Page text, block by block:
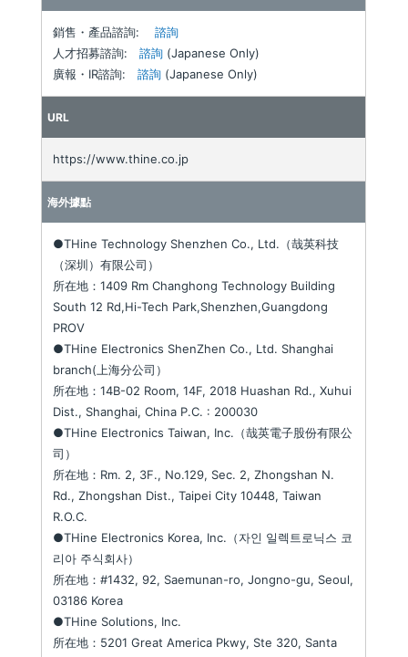
銷售・產品諮詢:諮詢
人才招募諮詢:諮詢 (Japanese Only)
廣報・IR諮詢:諮詢 (Japanese Only)
URL
https://www.thine.co.jp
海外據點
●THine Technology Shenzhen Co., Ltd.（哉英科技
（深圳）有限公司）
所在地：1409 Rm Changhong Technology Building
South 12 Rd,Hi-Tech Park,Shenzhen,Guangdong
PROV
●THine Electronics ShenZhen Co., Ltd. Shanghai
branch(上海分公司）
所在地：14B-02 Room, 14F, 2018 Huashan Rd., Xuhui
Dist., Shanghai, China P.C. : 200030
●THine Electronics Taiwan, Inc.（哉英電子股份有限公
司）
所在地：Rm. 2, 3F., No.129, Sec. 2, Zhongshan N.
Rd., Zhongshan Dist., Taipei City 10448, Taiwan
R.O.C.
●THine Electronics Korea, Inc.（자인 일렉트로닉스 코
리아 주식회사）
所在地：#1432, 92, Saemunan-ro, Jongno-gu, Seoul,
03186 Korea
●THine Solutions, Inc.
所在地：5201 Great America Pkwy, Ste 320, Santa